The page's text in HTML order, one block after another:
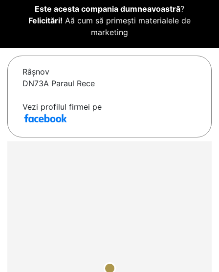
Este acesta compania dumneavoastră?
Felicitări! Aă cum să primești materialele de
marketing
Râşnov
DN73A Paraul Rece
Vezi profilul firmei pe